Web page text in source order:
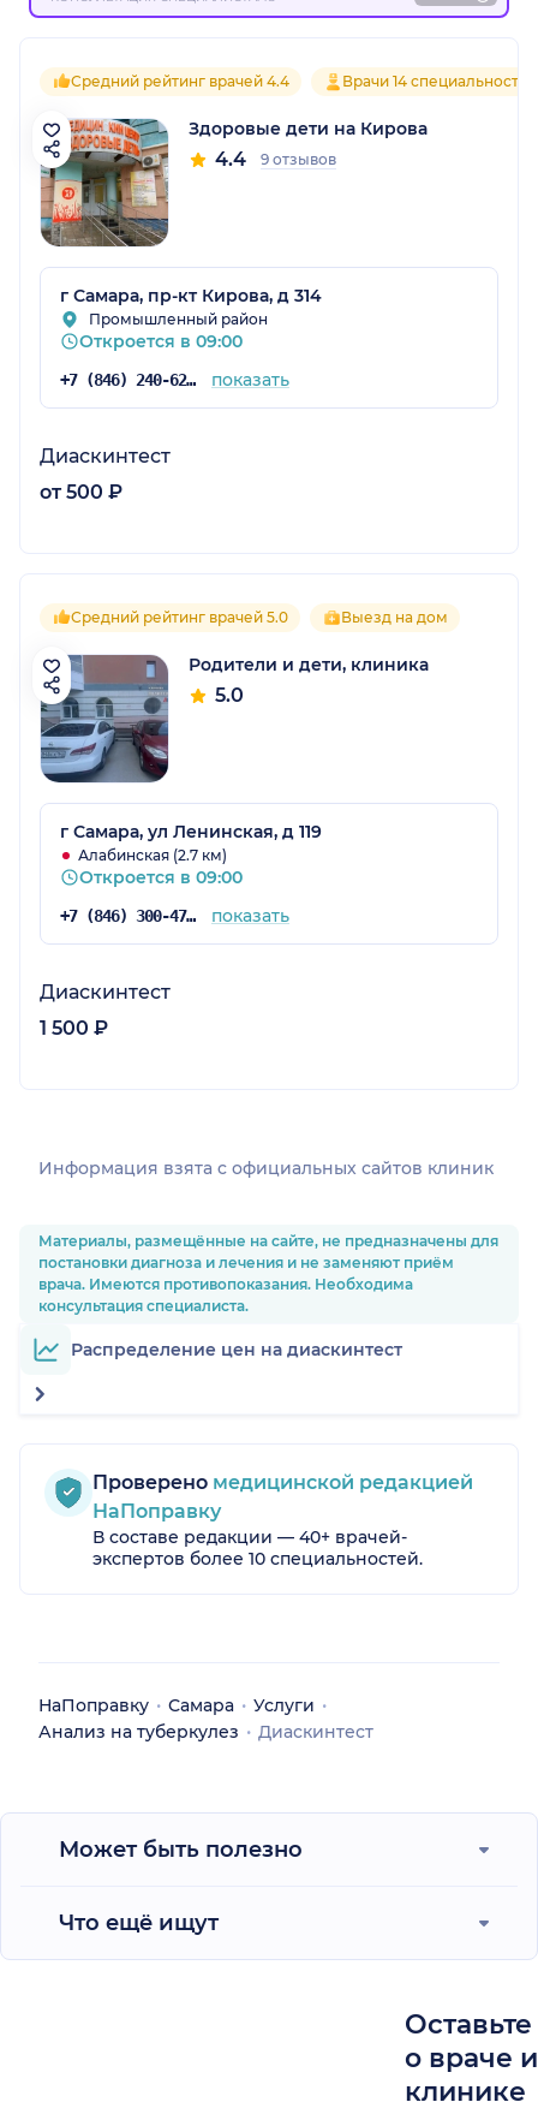
Средний рейтинг врачей 4.4 Врачи 14 специальностей
Здоровые дети на Кирова
4.4 9 отзывов
г Самара, пр-кт Кирова, д 314
Промышленный район
Откроется в 09:00
+7 (846) 240-62-96 показать
Диаскинтест
от 500 ₽
Средний рейтинг врачей 5.0 Выезд на дом
Родители и дети, клиника
5.0
г Самара, ул Ленинская, д 119
Алабинская (2.7 км)
Откроется в 09:00
+7 (846) 300-47-17 показать
Диаскинтест
1 500 ₽
Информация взята c официальных сайтов клиник
Материалы, размещённые на сайте, не предназначены для
постановки диагноза и лечения и не заменяют приём
врача. Имеются противопоказания. Необходима
консультация специалиста.
Распределение цен на диаскинтест
Проверено медицинской редакцией
НаПоправку
В составе редакции — 40+ врачей-
экспертов более 10 специальностей.
НаПоправку Самара
Услуги
Анализ на туберкулез
Диаскинтест
Может быть полезно
Что ещё ищут
о враче
клинике